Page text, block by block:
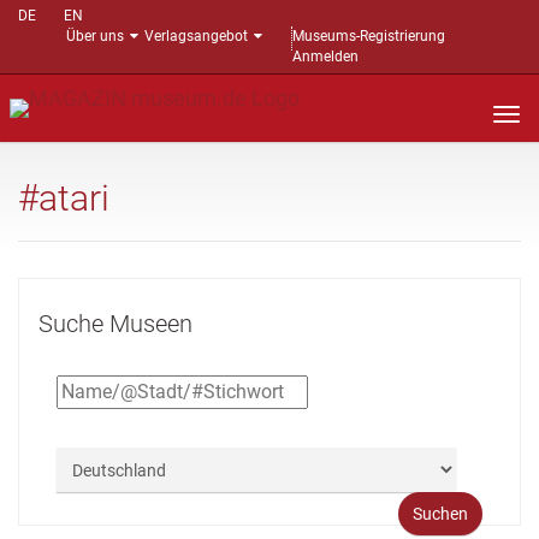
DE
EN
Über uns
Verlagsangebot
Museums-Registrierung
Anmelden
#atari
Suche Museen